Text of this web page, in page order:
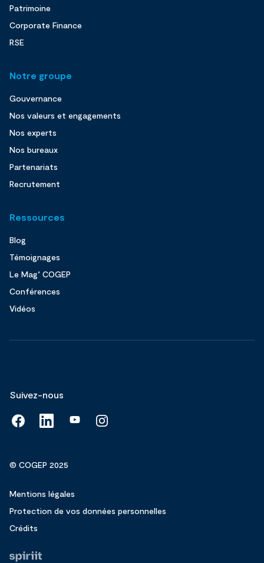
Patrimoine
Corporate Finance
RSE
Notre groupe
Gouvernance
Nos valeurs et engagements
Nos experts
Nos bureaux
Partenariats
Recrutement
Ressources
Blog
Témoignages
Le Mag’ COGEP
Conférences
Vidéos
Suivez-nous
© COGEP 2025
Mentions légales
Protection de vos données personnelles
Crédits